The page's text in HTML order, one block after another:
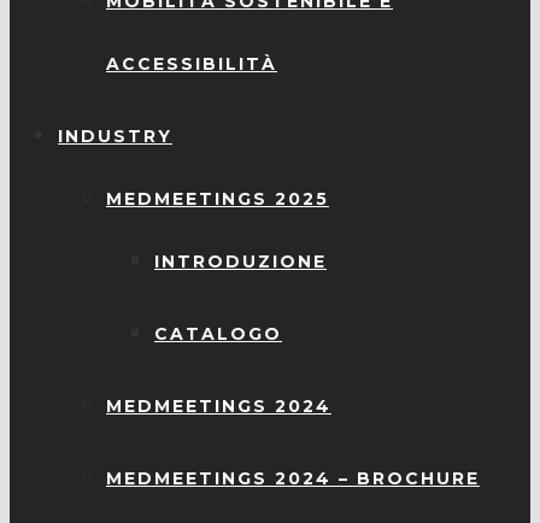
ACCESSIBILITÀ
INDUSTRY
MEDMEETINGS 2025
INTRODUZIONE
CATALOGO
MEDMEETINGS 2024
MEDMEETINGS 2024 – BROCHURE